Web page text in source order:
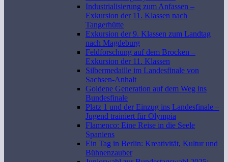
Industrialisierung zum Anfassen –
Exkursion der 11. Klassen nach
Tangerhütte
Exkursion der 9. Klassen zum Landtag
nach Magdeburg
Feldforschung auf dem Brocken –
Exkursion der 11. Klassen
Silbermedaille im Landesfinale von
Sachsen-Anhalt
Goldene Generation auf dem Weg ins
Bundesfinale
Platz 1 und der Einzug ins Landesfinale –
Jugend trainiert für Olympia
Flamenco: Eine Reise in die Seele
Spaniens
Ein Tag in Berlin: Kreativität, Kultur und
Bühnenzauber